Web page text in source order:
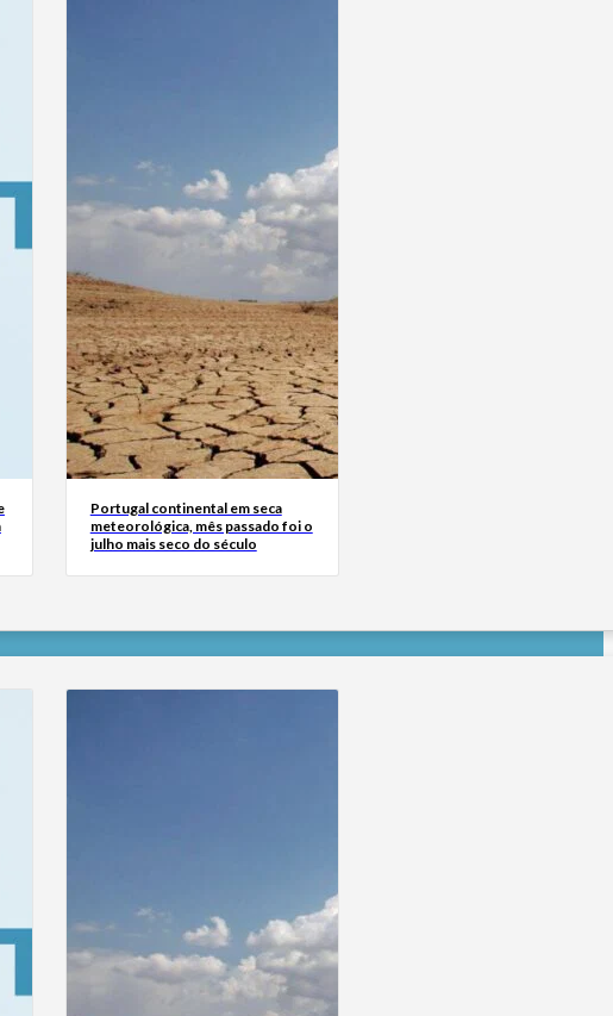
Portugal continental em seca
meteorológica, mês passado foi o
julho mais seco do século